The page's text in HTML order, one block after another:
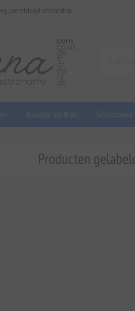
wereldwijd verzonden
Kruiden en thee Schoonheid
Producten